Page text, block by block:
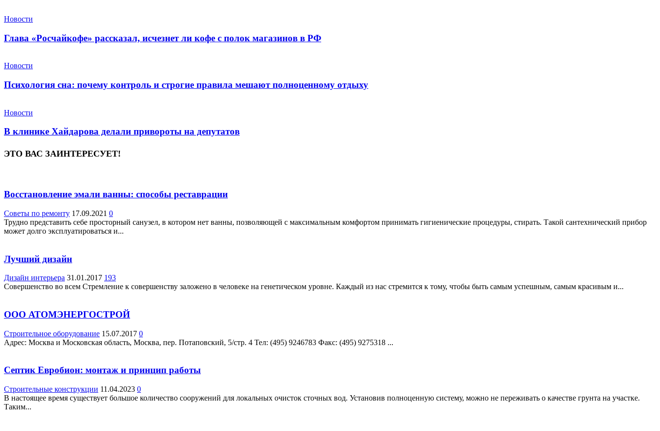
Новости
Глава «Росчайкофе» рассказал, исчезнет ли кофе с полок магазинов в РФ
Новости
Психология сна: почему контроль и строгие правила мешают полноценному отдыху
Новости
В клинике Хайдарова делали привороты на депутатов
ЭТО ВАС ЗАИНТЕРЕСУЕТ!
Восстановление эмали ванны: способы реставрации
Советы по ремонту 17.09.2021 0
Трудно представить себе просторный санузел, в котором нет ванны, позволяющей с максимальным комфортом принимать гигиенические процедуры, стирать. Такой сантехнический прибор
может долго эксплуатироваться и...
Лучший дизайн
Дизайн интерьера 31.01.2017 193
Совершенство во всем Стремление к совершенству заложено в человеке на генетическом уровне. Каждый из нас стремится к тому, чтобы быть самым успешным, самым красивым и...
ООО АТОМЭНЕРГОСТРОЙ
Строительное оборудование 15.07.2017 0
Адрес: Москва и Московская область, Москва, пер. Потаповский, 5/стр. 4 Teл: (495) 9246783 Факс: (495) 9275318 ...
Септик Евробион: монтаж и принцип работы
Строительные конструкции 11.04.2023 0
В настоящее время существует большое количество сооружений для локальных очисток сточных вод. Установив полноценную систему, можно не переживать о качестве грунта на участке.
Таким...